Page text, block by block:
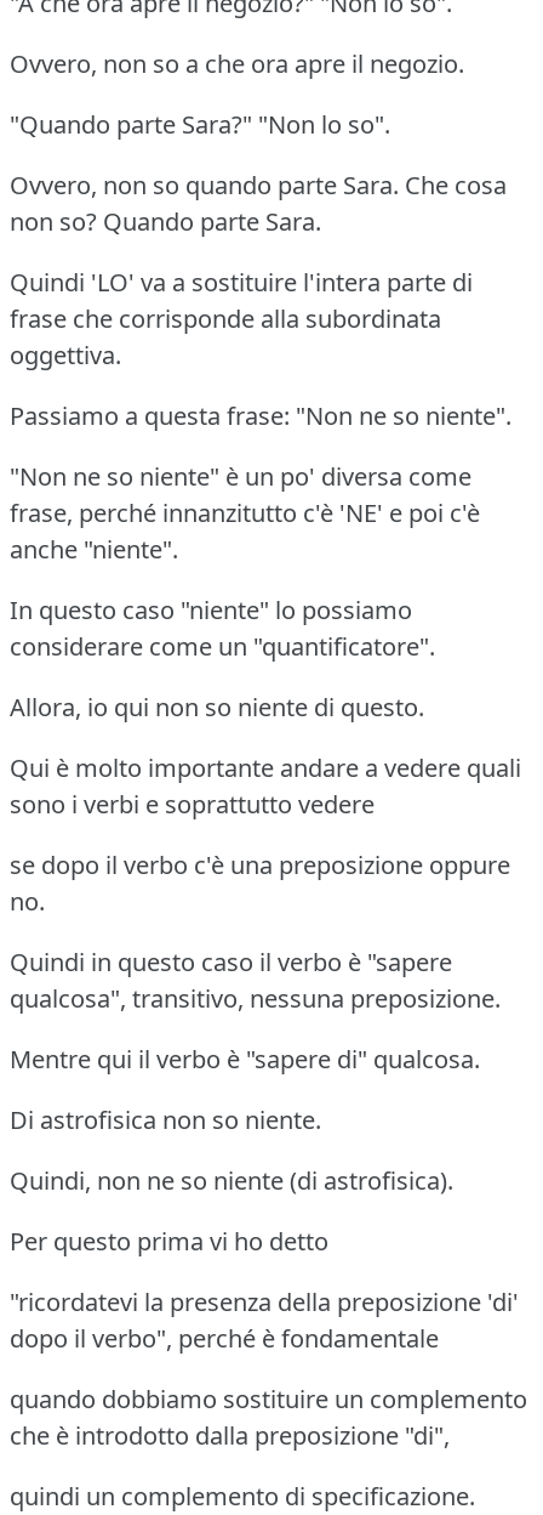
Ovvero, non so a che ora apre il negozio.
"Quando parte Sara?" "Non lo so".
Ovvero, non so quando parte Sara. Che cosa
non so? Quando parte Sara.
Quindi 'LO' va a sostituire l'intera parte di
frase che corrisponde alla subordinata
oggettiva.
Passiamo a questa frase: "Non ne so niente".
"Non ne so niente" è un po' diversa come
frase, perché innanzitutto c'è 'NE' e poi c'è
anche "niente".
In questo caso "niente" lo possiamo
considerare come un "quantificatore".
Allora, io qui non so niente di questo.
Qui è molto importante andare a vedere quali
sono i verbi e soprattutto vedere
se dopo il verbo c'è una preposizione oppure
no.
Quindi in questo caso il verbo è "sapere
qualcosa", transitivo, nessuna preposizione.
Mentre qui il verbo è "sapere di" qualcosa.
Di astrofisica non so niente.
Quindi, non ne so niente (di astrofisica).
Per questo prima vi ho detto
"ricordatevi la presenza della preposizione 'di'
dopo il verbo", perché è fondamentale
quando dobbiamo sostituire un complemento
che è introdotto dalla preposizione "di",
quindi un complemento di specificazione.